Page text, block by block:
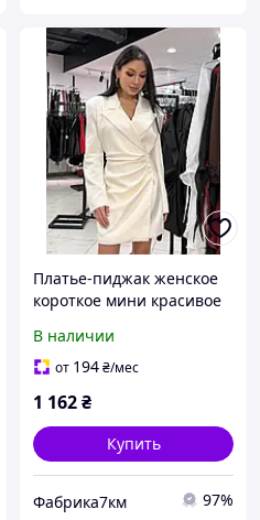
Платье-пиджак женское
короткое мини красивое
ассиметричным запахом
размеры 42-46
В наличии
от 194₴/мес
1 162₴
Купить
Фабрика7км 97%